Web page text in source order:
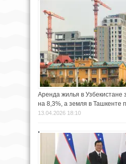
Аренда жилья в Узбекистане
на 8,3%, а земля в
13.04.2026 18:10